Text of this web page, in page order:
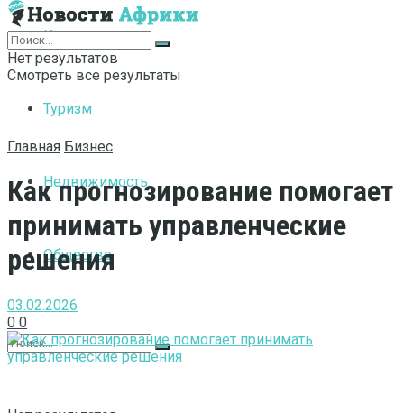
Интернет
Туризм
Недвижимость
Общество
Нет результатов
Смотреть все результаты
Главная Бизнес
Как прогнозирование помогает
принимать управленческие
решения
03.02.2026
0 0